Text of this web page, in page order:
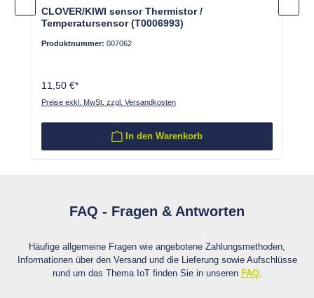
CLOVER/KIWI sensor Thermistor /
Temperatursensor (T0006993)
Produktnummer: 007062
11,50 €*
Preise exkl. MwSt. zzgl. Versandkosten
In den Warenkorb
FAQ - Fragen & Antworten
Häufige allgemeine Fragen wie angebotene Zahlungsmethoden,
Informationen über den Versand und die Lieferung sowie Aufschlüsse
rund um das Thema IoT finden Sie in unseren FAQ.